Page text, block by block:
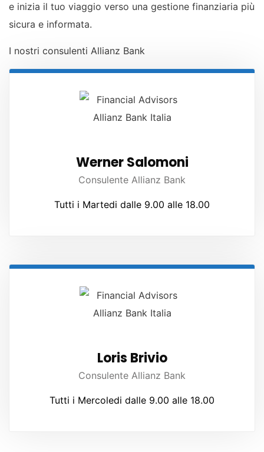
e inizia il tuo viaggio verso una gestione finanziaria più
sicura e informata.
I nostri consulenti Allianz Bank
Werner Salomoni
Consulente Allianz Bank
Tutti i Martedi dalle 9.00 alle 18.00
Loris Brivio
Consulente Allianz Bank
Tutti i Mercoledi dalle 9.00 alle 18.00